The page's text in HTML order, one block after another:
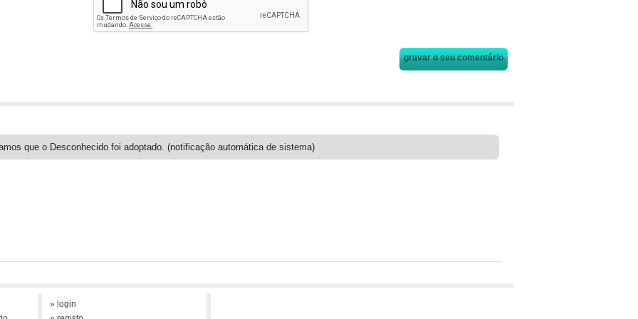
gravar o seu comentário
que o Desconhecido foi adoptado. (notificação automática de sistema)
» login